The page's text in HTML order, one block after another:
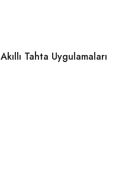
Akıllı Tahta Uygulamaları